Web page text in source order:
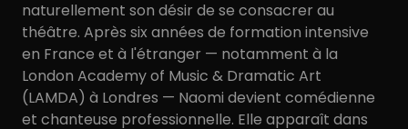
naturellement son désir de se consacrer au
théâtre. Après six années de formation intensive
en France et à l'étranger — notamment à la
London Academy of Music & Dramatic Art
(LAMDA) à Londres — Naomi devient comédienne
et chanteuse professionnelle. Elle apparaît dans